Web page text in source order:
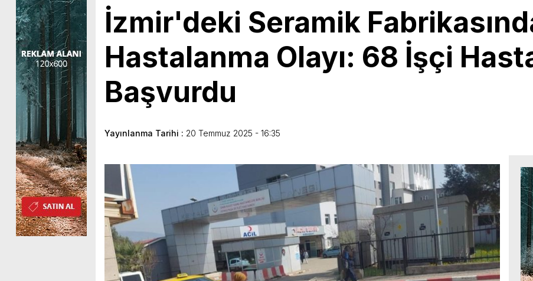
İzmir'deki Seramik
Hastalanma Olayı: 68 İşçi
Başvurdu
Yayınlanma Tarihi : 20 Temmuz 2025 - 16:35